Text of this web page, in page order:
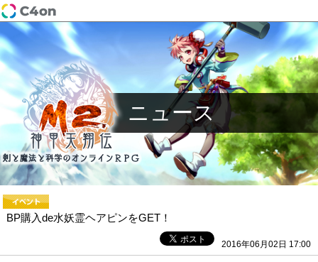
ニュース
BP購入de水妖霊ヘアピンをGET！
2016年06月02日 17:00